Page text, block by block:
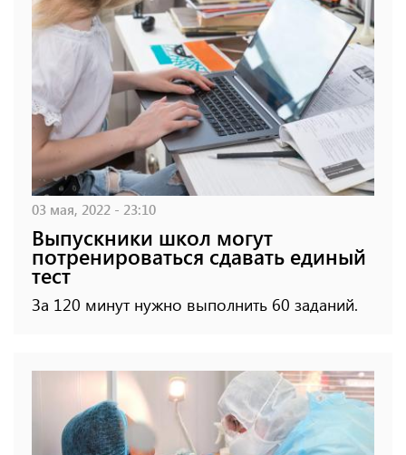
03 мая, 2022 - 23:10
Выпускники школ могут
потренироваться сдавать единый
тест
За 120 минут нужно выполнить 60 заданий.